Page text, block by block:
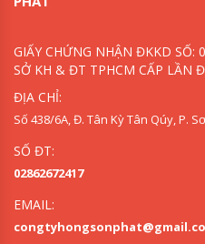
GIẤY CHỨNG NHẬN ĐKKD SỐ:
SỞ KH & ĐT TPHCM CẤP LẦN
ĐỊA CHỈ:
Số 438/6A, Đ. Tân Kỳ Tân Qúy, P.
SỐ ĐT:
02862672417
EMAIL: